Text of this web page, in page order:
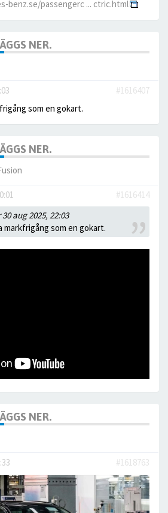
benz.se/passengerc ... ctric.html
NER.
#1616407
som en gokart.
NER.
#1616414
aug 2025, 22:03
markfrigång som en gokart.
NER.
#1618763